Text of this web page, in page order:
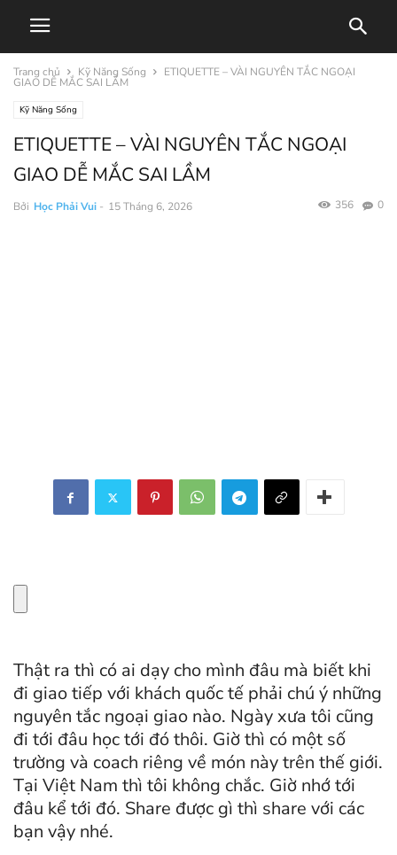
Trang chủ Kỹ Năng Sống ETIQUETTE – VÀI NGUYÊN TẮC NGOẠI
GIAO DỄ MẮC SAI LẦM
Kỹ Năng Sống
ETIQUETTE – VÀI NGUYÊN TẮC NGOẠI
GIAO DỄ MẮC SAI LẦM
Bởi Học Phải Vui - 15 Tháng 6, 2026 0
356
Thật ra thì có ai dạy cho mình đâu mà biết khi
đi giao tiếp với khách quốc tế phải chú ý những
nguyên tắc ngoại giao nào. Ngày xưa tôi cũng
đi tới đâu học tới đó thôi. Giờ thì có một số
trường và coach riêng về món này trên thế giới.
Tại Việt Nam thì tôi không chắc. Giờ nhớ tới
đâu kể tới đó. Share được gì thì share với các
bạn vậy nhé.